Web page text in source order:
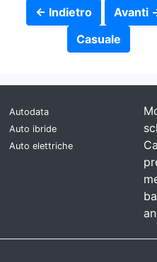
← Indietro
Avanti
Casuale
Autodata
Auto ibride
Auto elettriche